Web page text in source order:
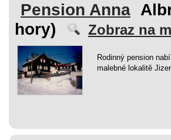
Pension Anna
hory)
Zobraz na
Rodinný pension
malebné lokalitě